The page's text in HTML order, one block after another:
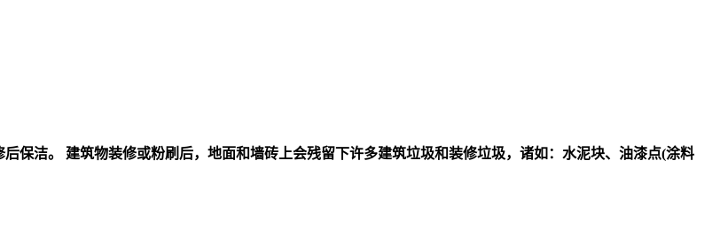
保洁。 建筑物装修或粉刷后，地面和墙砖上会残留下许多建筑垃圾和装修垃圾，诸如：水泥块、油漆点(涂料